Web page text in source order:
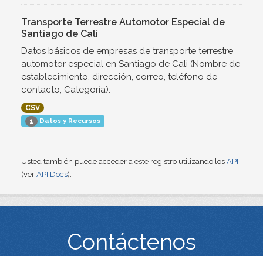
Transporte Terrestre Automotor Especial de
Santiago de Cali
Datos básicos de empresas de transporte terrestre
automotor especial en Santiago de Cali (Nombre de
establecimiento, dirección, correo, teléfono de
contacto, Categoría).
CSV
1 Datos y Recursos
Usted también puede acceder a este registro utilizando los API
(ver API Docs).
Contáctenos